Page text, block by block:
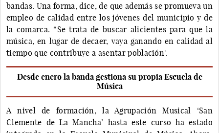
bandas. Una forma, dice, de que además se promueva un
empleo de calidad entre los jóvenes del municipio y de
la comarca. “Se trata de buscar alicientes para que la
música, en lugar de decaer, vaya ganando en calidad al
tiempo que contribuye a asentar población".
Desde enero la banda gestiona su propia Escuela de
Música
A nivel de formación, la Agrupación Musical ‘San
Clemente de La Mancha’ hasta este curso ha estado